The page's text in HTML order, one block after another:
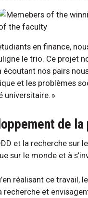
en finance,
le trio. Ce projet
écoutant nos pairs
et les problèmes
universitaire. »
de
et la recherche sur
sur le monde et à
réalisant ce
recherche et